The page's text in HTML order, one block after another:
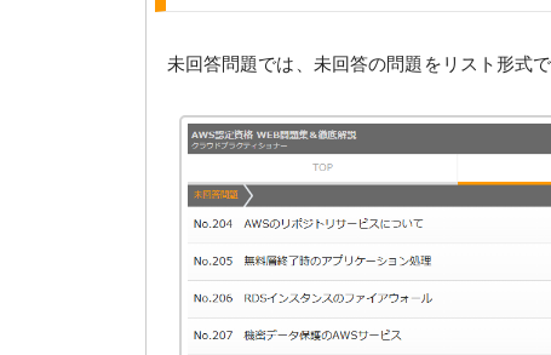
未回答問題では、未回答の問題をリスト形式で